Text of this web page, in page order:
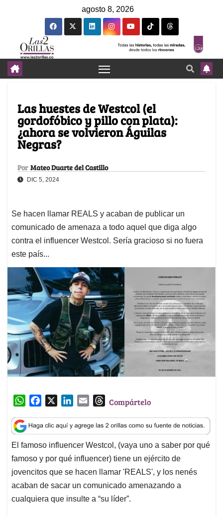
agosto 8, 2026
Las huestes de Westcol (el
gordofóbico y pillo con plata):
¿ahora se volvieron Águilas
Negras?
Por Mateo Duarte del Castillo
DIC 5, 2024
Se hacen llamar REALS y acaban de publicar un
comunicado de amenaza a todo aquel que diga algo
contra el influencer Westcol. Sería gracioso si no fuera
este país...
W
a
t
s
A
p
p
c
e
b
o
o
k
n
k
e
d
n
a
i
l
T
r
e
a
d
s
Compártelo
El famoso influencer Westcol, (vaya uno a saber por qué
famoso y por qué influencer) tiene un ejército de
jovencitos que se hacen llamar 'REALS', y los nenés
acaban de sacar un comunicado amenazando a
cualquiera que insulte a “su líder”.